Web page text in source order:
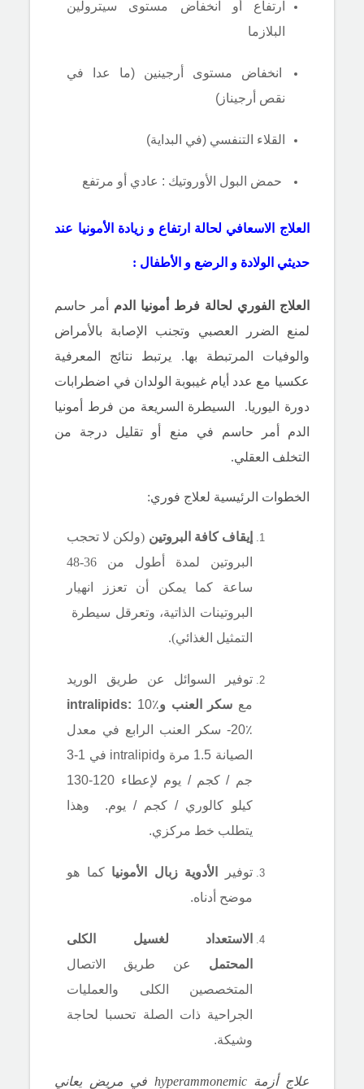
ارتفاع أو انخفاض مستوى سيترولين
البلازما
انخفاض مستوى أرجينين (ما عدا في
نقص أرجيناز)
القلاء التنفسي (في البداية)
حمض البول الأوروتيك : عادي أو مرتفع
العلاج الاسعافي لحالة ارتفاع و زيادة الأمونيا عند
حديثي الولادة و الرضع و الأطفال :
العلاج الفوري لحالة فرط أمونيا الدم
أمر حاسم
لمنع الضرر العصبي وتجنب الإصابة بالأمراض
والوفيات المرتبطة بها.
يرتبط نتائج المعرفية
عكسيا مع عدد أيام غيبوبة الولدان في اضطرابات
دورة اليوريا.
السيطرة السريعة من فرط أمونيا
الدم أمر حاسم في منع أو تقليل درجة من
التخلف العقلي.
الخطوات الرئيسية لعلاج فوري:
إيقاف كافة البروتين (ولكن لا تحجب
البروتين لمدة أطول من 36-48
ساعة كما يمكن أن تعزز انهيار
البروتينات الذاتية، وتعرقل سيطرة
التمثيل الغذائي).
توفير السوائل عن طريق الوريد
مع سكر العنب وintralipids:10٪
-20٪ سكر العنب الرابع في معدل
الصيانة 1.5 مرة وintralipid في 1-3
جم / كجم / يوم لإعطاء 120-130
كيلو كالوري / كجم / يوم.
وهذا
يتطلب خط مركزي.
توفير الأدوية زبال الأمونيا كما هو
موضح أدناه.
الاستعداد لغسيل الكلى
المحتمل
عن طريق الاتصال
المتخصصين الكلى والعمليات
الجراحية ذات الصلة تحسبا لحاجة
وشيكة.
علاج أزمة hyperammonemic في مريض يعاني